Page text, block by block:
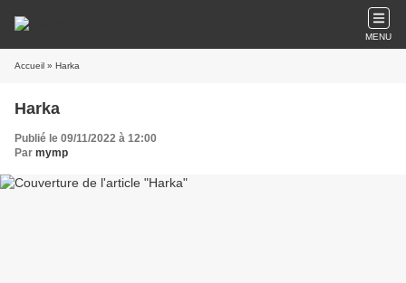
MENU
Accueil » Harka
Harka
Publié le 09/11/2022 à 12:00
Par mymp